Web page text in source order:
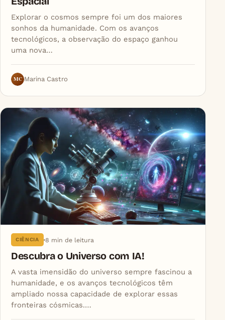
Explorar o cosmos sempre foi um dos maiores
sonhos da humanidade. Com os avanços
tecnológicos, a observação do espaço ganhou
uma nova…
MC Marina Castro
CIÊNCIA 8 min de leitura
Descubra o Universo com IA!
A vasta imensidão do universo sempre fascinou a
humanidade, e os avanços tecnológicos têm
ampliado nossa capacidade de explorar essas
fronteiras cósmicas.…